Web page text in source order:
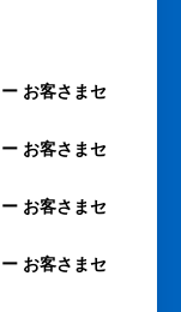
お客さまセ
お客さまセ
お客さまセ
お客さまセ